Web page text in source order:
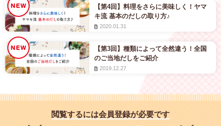
【第4回】料理をさらに美味しく！ヤマ
キ流 基本のだしの取り方♪
2020.01.31
【第3回】種類によって全然違う！全国
のご当地だしをご紹介
2019.12.27
閲覧するには会員登録が必要です